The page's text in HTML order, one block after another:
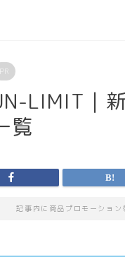
PR
LIMIT｜
覧
記事内に商品プロモーション